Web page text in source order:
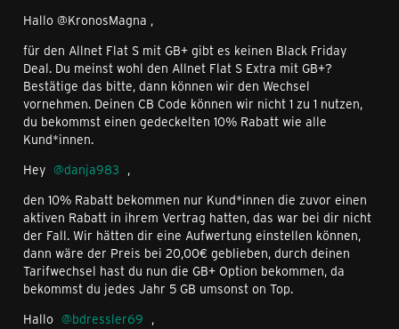
Hallo @KronosMagna ,
für den Allnet Flat S mit GB+ gibt es keinen Black Friday
Deal. Du meinst wohl den Allnet Flat S Extra mit GB+?
Bestätige das bitte, dann können wir den Wechsel
vornehmen. Deinen CB Code können wir nicht 1 zu 1 nutzen,
du bekommst einen gedeckelten 10% Rabatt wie alle
Kund*innen.
Hey
danja983 ,
den 10% Rabatt bekommen nur Kund*innen die zuvor einen
aktiven Rabatt in ihrem Vertrag hatten, das war bei dir nicht
der Fall. Wir hätten dir eine Aufwertung einstellen können,
dann wäre der Preis bei 20,00€ geblieben, durch deinen
Tarifwechsel hast du nun die GB+ Option bekommen, da
bekommst du jedes Jahr 5 GB umsonst on Top.
Hallo
bdressler69 ,